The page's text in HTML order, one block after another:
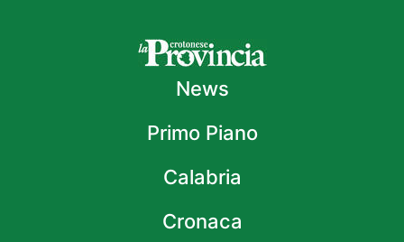
News
Primo Piano
Calabria
Cronaca